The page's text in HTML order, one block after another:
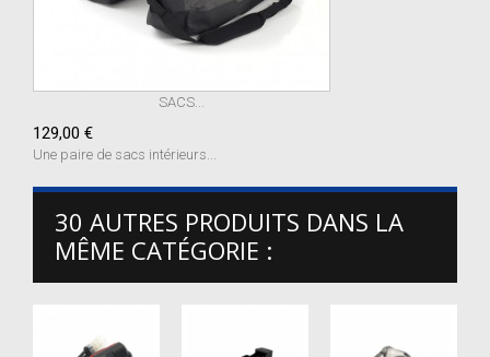
SACS...
129,00 €
Une paire de sacs intérieurs...
30 AUTRES PRODUITS DANS LA
MÊME CATÉGORIE :